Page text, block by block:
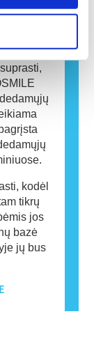
dalis.
apie
kodėl
tikrų
jos
bazė
jų bus